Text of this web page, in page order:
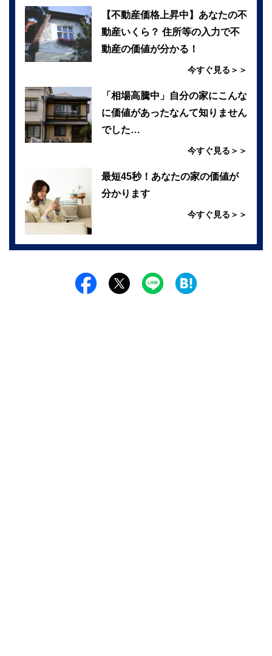
【不動産価格上昇中】あなたの不
動産いくら？ 住所等の入力で不
動産の価値が分かる！
今すぐ見る＞＞
「相場高騰中」自分の家にこんな
に価値があったなんて知りません
でした…
今すぐ見る＞＞
最短45秒！あなたの家の価値が
分かります
今すぐ見る＞＞